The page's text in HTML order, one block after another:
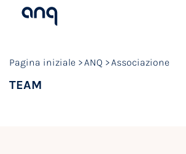
Pagina iniziale ANQ Associazione
TEAM